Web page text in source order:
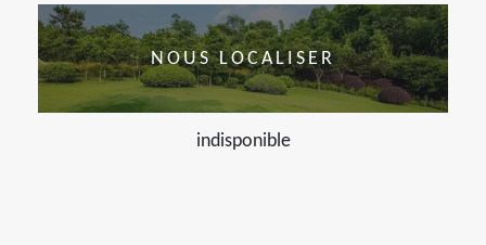
NOUS LOCALISER
indisponible